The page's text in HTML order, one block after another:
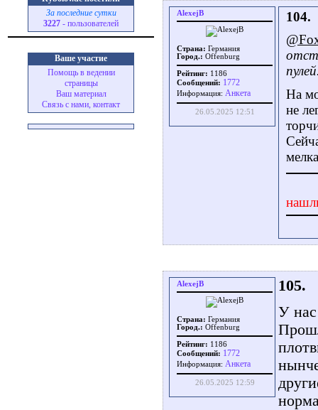
За последние сутки
3227 - пользователей
Ваше участие
Помощь в ведении
страницы
Ваш материал
Связь с нами, контакт
AlexejB
Страна: Германия
Город.: Offenburg
Рейтинг: 1186
Сообщений: 1772
Информация: Aнкета
26.05.2025 12:51
104.
На
не
AlexejB
Страна: Германия
Город.: Offenburg
Рейтинг: 1186
Сообщений: 1772
Информация: Aнкета
26.05.2025 12:59
105.
У нас